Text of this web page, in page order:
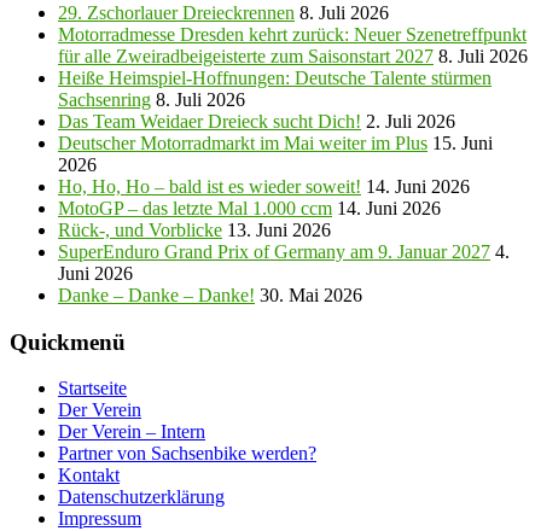
29. Zschorlauer Dreieckrennen 8. Juli 2026
Motorradmesse Dresden kehrt zurück: Neuer Szenetreffpunkt
für alle Zweiradbeigeisterte zum Saisonstart 2027 8. Juli 2026
Heiße Heimspiel-Hoffnungen: Deutsche Talente stürmen
Sachsenring 8. Juli 2026
Das Team Weidaer Dreieck sucht Dich! 2. Juli 2026
Deutscher Motorradmarkt im Mai weiter im Plus 15. Juni
2026
Ho, Ho, Ho – bald ist es wieder soweit! 14. Juni 2026
MotoGP – das letzte Mal 1.000 ccm 14. Juni 2026
Rück-, und Vorblicke 13. Juni 2026
SuperEnduro Grand Prix of Germany am 9. Januar 2027 4.
Juni 2026
Danke – Danke – Danke! 30. Mai 2026
Quickmenü
Startseite
Der Verein
Der Verein – Intern
Partner von Sachsenbike werden?
Kontakt
Datenschutzerklärung
Impressum